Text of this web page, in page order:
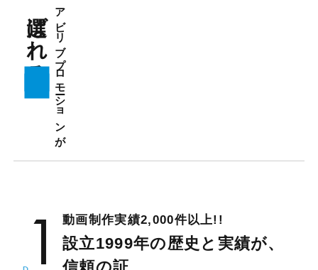
アビリブプロモーションが
選ばれる
1 動画制作実績2,000件以上!!
設立1999年の歴史と実績が、